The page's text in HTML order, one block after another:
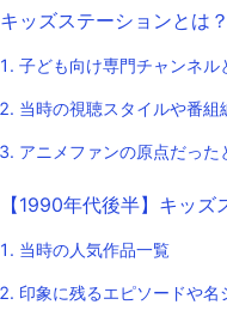
キッズステーションとは？
子ども向け専門チャンネル
当時の視聴スタイルや番組
アニメファンの原点だった
【1990年代後半】キッ
当時の人気作品一覧
印象に残るエピソードや名